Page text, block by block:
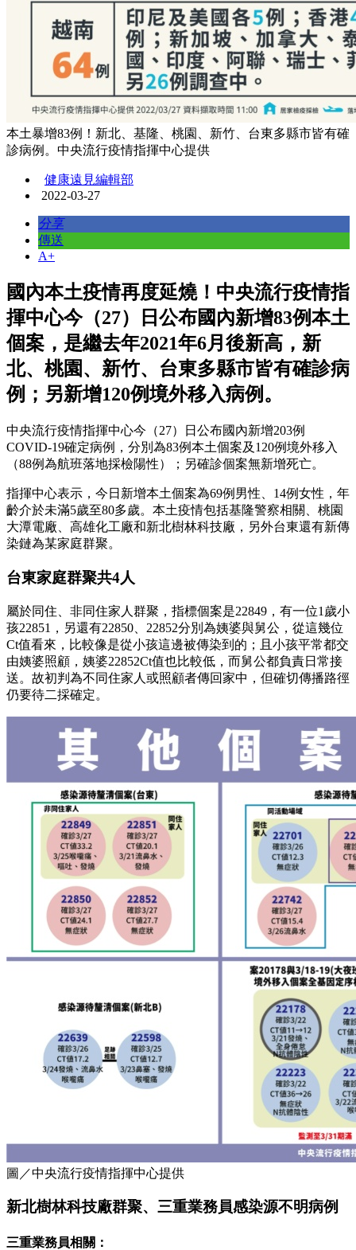
本土暴增83例！新北、基隆、桃園、新竹、台東多縣市皆有確
診病例。中央流行疫情指揮中心提供
健康遠見編輯部
2022-03-27
分享
傳送
A+
國內本土疫情再度延燒！中央流行疫情指
揮中心今（27）日公布國內新增83例本土
個案，是繼去年2021年6月後新高，新
北、桃園、新竹、台東多縣市皆有確診病
例；另新增120例境外移入病例。
中央流行疫情指揮中心今（27）日公布國內新增203例
COVID-19確定病例，分別為83例本土個案及120例境外移入
（88例為航班落地採檢陽性）；另確診個案無新增死亡。
指揮中心表示，今日新增本土個案為69例男性、14例女性，年
齡介於未滿5歲至80多歲。本土疫情包括基隆警察相關、桃園
大潭電廠、高雄化工廠和新北樹林科技廠，另外台東還有新傳
染鏈為某家庭群聚。
台東家庭群聚共4人
屬於同住、非同住家人群聚，指標個案是22849，有一位1歲小
孩22851，另還有22850、22852分別為姨婆與舅公，從這幾位
Ct值看來，比較像是從小孩這邊被傳染到的；且小孩平常都交
由姨婆照顧，姨婆22852Ct值也比較低，而舅公都負責日常接
送。故初判為不同住家人或照顧者傳回家中，但確切傳播路徑
仍要待二採確定。
圖／中央流行疫情指揮中心提供
新北樹林科技廠群聚、三重業務員感染源不明病例
三重業務員相關：